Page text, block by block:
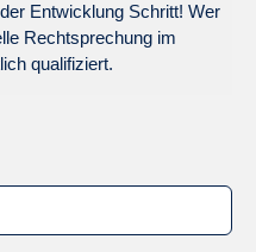
Entwicklung Schritt! Wer
Rechtsprechung im
qualifiziert.